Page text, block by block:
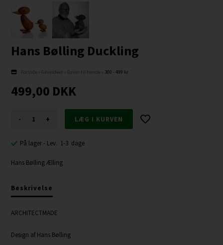
Hans Bølling Duckling
Forside »Gaveideer »Gaver til hende 300 - 499 kr.
499,00 DKK
- +
På lager - Lev. 1-3 dage
Hans Bølling Ælling
Beskrivelse
ARCHITECTMADE
Design af Hans Bølling